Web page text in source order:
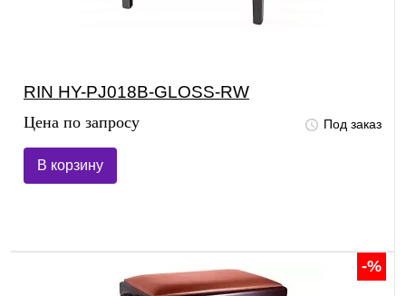
RIN HY-PJ018B-GLOSS-RW
Цена по запросу Под заказ
В корзину
-%